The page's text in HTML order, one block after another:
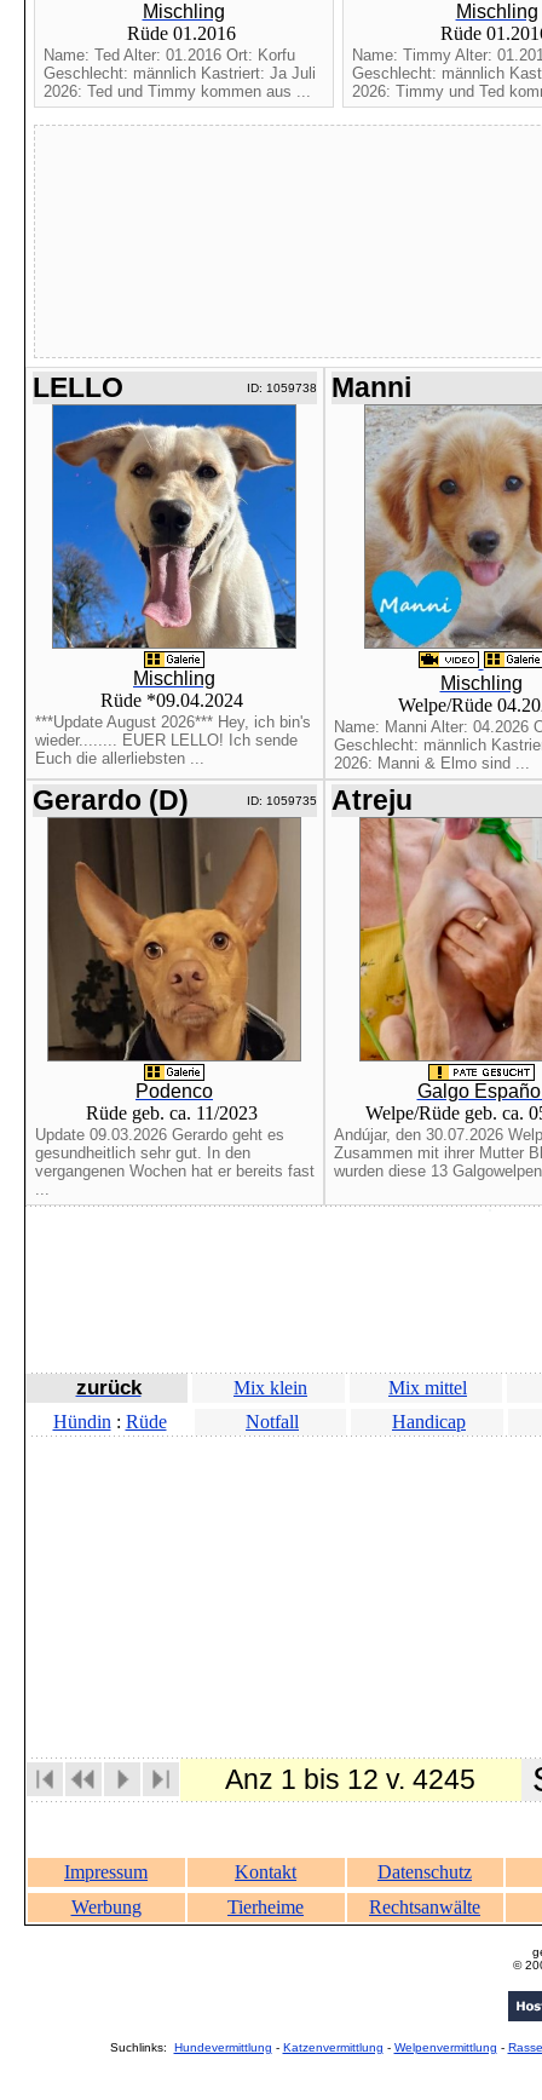
Mischling
Rüde 01.2016
Name: Ted Alter: 01.2016 Ort: Korfu
Geschlecht: männlich Kastriert: Ja Juli
2026: Ted und Timmy kommen aus ...
Mischling
Rüde
Name: Timmy Alter:
Geschlecht: männlich
2026: Timmy und Ted
LELLO ID: 1059738
Mischling
Rüde *09.04.2024
***Update August 2026*** Hey, ich bin's
wieder........ EUER LELLO! Ich sende
Euch die allerliebsten ...
Manni
Mischling
Welpe/Rüde
Name: Manni Alter: 04.2026
Geschlecht: männlich
2026: Manni & Elmo sind ...
Gerardo (D) ID: 1059735
Podenco
Rüde geb. ca. 11/2023
Update 09.03.2026 Gerardo geht es
gesundheitlich sehr gut. In den
vergangenen Wochen hat er bereits fast
...
Atreju
Galgo
Welpe/Rüde geb. ca.
Andújar, den 30.07.2026
Zusammen mit ihrer Mutter
wurden diese 13
zurück Mix klein
Mix mittel
Hündin : Rüde Notfall Handicap
Anz 1 bis 12 v. 4245
Impressum Kontakt
Datenschutz
Werbung
Tierheime Rechtsanwälte
©
Suchlinks: Hundevermittlung - Katzenvermittlung - Welpenvermittlung -